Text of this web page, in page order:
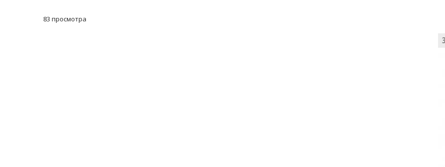
83 просмотра